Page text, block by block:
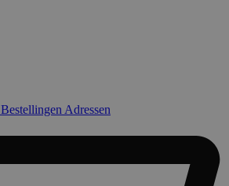
Bestellingen Adressen